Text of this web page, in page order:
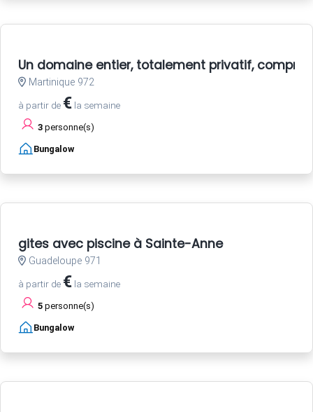
Un domaine entier, totalement privatif,
Martinique 972
à partir de € la semaine
3 personne(s)
Bungalow
gites avec piscine à Sainte-Anne
Guadeloupe 971
à partir de € la semaine
5 personne(s)
Bungalow